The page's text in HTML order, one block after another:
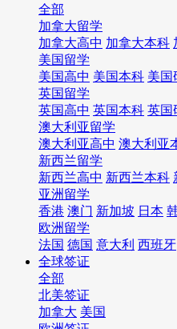
全部
加拿大留学
加拿大高中 加拿大本科
美国留学
美国高中 美国本科 美国
英国留学
英国高中 英国本科 英国
澳大利亚留学
澳大利亚高中 澳大利亚
新西兰留学
新西兰高中 新西兰本科
亚洲留学
香港 澳门 新加坡 日本
欧洲留学
法国 德国 意大利 西班牙
全球签证
全部
北美签证
加拿大 美国